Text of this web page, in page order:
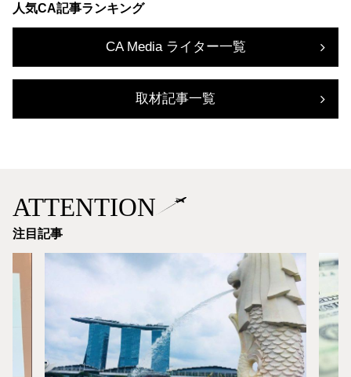
人気CA記事ランキング
CA Media ライター一覧
取材記事一覧
ATTENTION
注目記事